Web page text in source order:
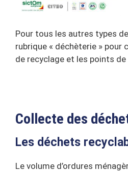
Pour tous les autres types
rubrique « déchèterie » pour
de recyclage et les points
Collecte des
Les déchets
Le volume d’ordures